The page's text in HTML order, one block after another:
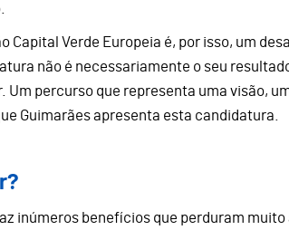
Capital Verde Europeia é, por isso, um
não é necessariamente o seu
Um percurso que representa uma visão,
Guimarães apresenta esta candidatura.
inúmeros benefícios que perduram muito